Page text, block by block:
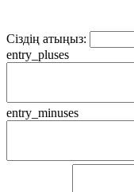
Сіздің атыңыз:
entry_pluses
entry_minuses